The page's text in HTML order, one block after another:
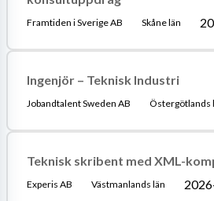
Framtiden i Sverige AB Skåne län
Ingenjör – Teknisk Industri
Jobandtalent Sweden AB Östergötlands
Teknisk skribent med XML-
Experis AB Västmanlands län